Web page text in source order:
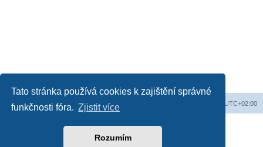
Tato stránka používá cookies k zajištění správné
funkčnosti fóra. Zjistit více
Rozumím
Web Obsah fóra UTC+02:00
Český překlad –